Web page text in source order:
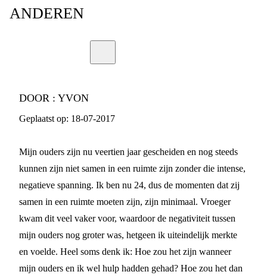
ANDEREN
DOOR : YVON
Geplaatst op: 18-07-2017
Mijn ouders zijn nu veertien jaar gescheiden en nog steeds
kunnen zijn niet samen in een ruimte zijn zonder die intense,
negatieve spanning. Ik ben nu 24, dus de momenten dat zij
samen in een ruimte moeten zijn, zijn minimaal. Vroeger
kwam dit veel vaker voor, waardoor de negativiteit tussen
mijn ouders nog groter was, hetgeen ik uiteindelijk merkte
en voelde. Heel soms denk ik: Hoe zou het zijn wanneer
mijn ouders en ik wel hulp hadden gehad? Hoe zou het dan